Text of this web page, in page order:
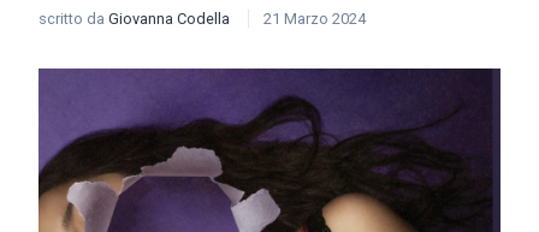
scritto da Giovanna Codella 21 Marzo 2024